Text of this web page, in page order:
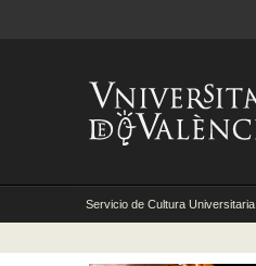
Servicio de Cultura Universitaria